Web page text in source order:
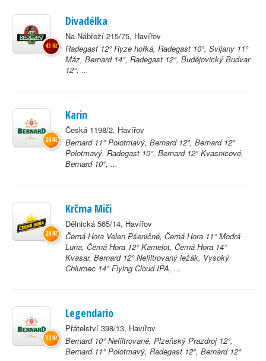
Divadélka
Na Nábřeží 215/75, Havířov
Radegast 12° Ryze hořká, Radegast 10°, Svijany 11°
Máz, Bernard 14°, Radegast 12°, Budějovický Budvar
12°, ...
43 Kč
Karin
Česká 1198/2, Havířov
Bernard 11° Polotmavý, Bernard 12°, Bernard 12°
Polotmavý, Radegast 10°, Bernard 12° Kvasnicové,
Bernard 10°, ...
26 Kč
Krčma Miči
Dělnická 565/14, Havířov
Černá Hora Velen Pšeničné, Černá Hora 11° Modrá
Luna, Černá Hora 12° Kamelot, Černá Hora 14°
Kvasar, Bernard 12° Nefiltrovaný ležák, Vysoký
Chlumec 14° Flying Cloud IPA, ...
29 Kč
Legendario
Přátelství 398/13, Havířov
Bernard 10° Nefiltrované, Plzeňský Prazdroj 12°,
Bernard 11° Polotmavý, Radegast 12°, Bernard 12°
32 Kč